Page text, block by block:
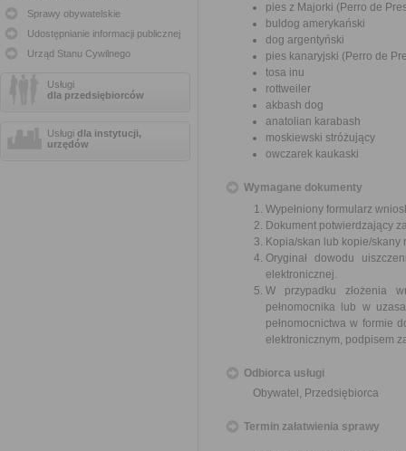
Sprawy obywatelskie
Udostępnianie informacji publicznej
Urząd Stanu Cywilnego
Usługi
dla przedsiębiorców
Usługi dla instytucji,
urzędów
pies z Majorki (Perro de
buldog amerykański
dog argentyński
pies kanaryjski (Perro de
tosa inu
rottweiler
akbash dog
anatolian karabash
moskiewski stróżujący
owczarek kaukaski
Wymagane dokumenty
Wypełniony formularz
Dokument potwierdzający
Kopia/skan lub kopie/skany
Oryginał dowodu
elektronicznej.
W przypadku złożenia
pełnomocnika lub w
pełnomocnictwa w formie
elektronicznym, podpisem
Odbiorca usługi
Obywatel, Przedsiębiorca
Termin załatwienia sprawy